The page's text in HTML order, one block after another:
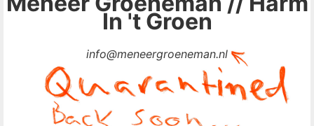
In 't Groen
info@meneergroeneman.nl